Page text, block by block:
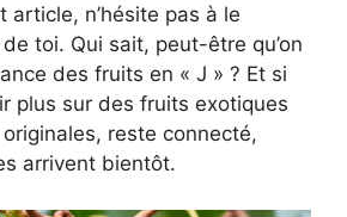
article, n’hésite pas à le
toi. Qui sait, peut-être qu’on
des fruits en « J » ? Et si
plus sur des fruits exotiques
reste connecté,
arrivent bientôt.